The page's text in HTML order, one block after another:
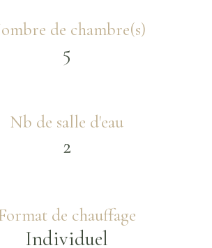
de chambre(s)
5
Nb de salle d'eau
2
de chauffage
Individuel